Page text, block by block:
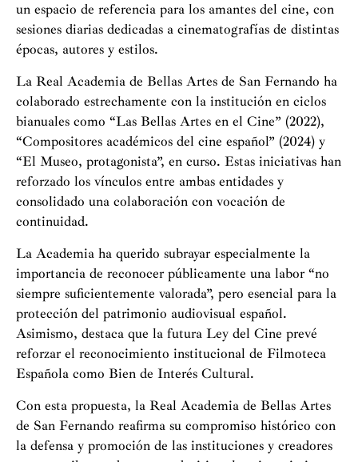
un espacio de referencia para los amantes del cine, con
sesiones diarias dedicadas a cinematografías de distintas
épocas, autores y estilos.
La Real Academia de Bellas Artes de San Fernando ha
colaborado estrechamente con la institución en ciclos
bianuales como “Las Bellas Artes en el Cine” (2022),
“Compositores académicos del cine español” (2024) y
“El Museo, protagonista”, en curso. Estas iniciativas han
reforzado los vínculos entre ambas entidades y
consolidado una colaboración con vocación de
continuidad.
La Academia ha querido subrayar especialmente la
importancia de reconocer públicamente una labor “no
siempre suficientemente valorada”, pero esencial para la
protección del patrimonio audiovisual español.
Asimismo, destaca que la futura Ley del Cine prevé
reforzar el reconocimiento institucional de Filmoteca
Española como Bien de Interés Cultural.
Con esta propuesta, la Real Academia de Bellas Artes
de San Fernando reafirma su compromiso histórico con
la defensa y promoción de las instituciones y creadores